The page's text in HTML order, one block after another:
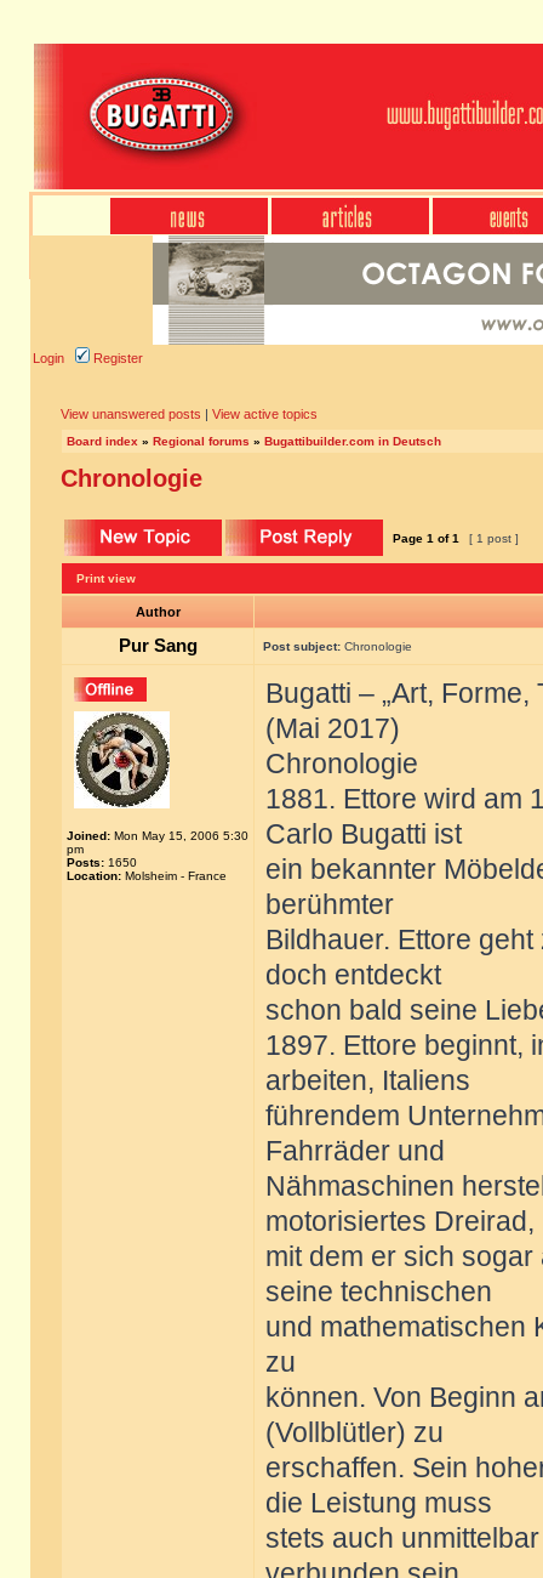
Login Register
View unanswered posts | View active topics
Board index » Regional forums » Bugattibuilder.com in Deutsch
Chronologie
Page 1 of1 [ 1 post ]
Print view
Author
Pur Sang Post subject: Chronologie
Joined: Mon May 15, 2006 5:30
pm
Posts: 1650
Location: Molsheim - France
Bugatti – „Art, Forme,
(Mai 2017)
Chronologie
1881. Ettore wird am
Carlo Bugatti ist
ein bekannter
berühmter
Bildhauer. Ettore
doch entdeckt
schon bald seine
1897. Ettore beginnt,
arbeiten, Italiens
führendem
Fahrräder und
Nähmaschinen
motorisiertes Dreirad,
mit dem er sich
seine technischen
und mathematischen
zu
können. Von Beginn
(Vollblütler) zu
erschaffen. Sein
die Leistung muss
stets auch